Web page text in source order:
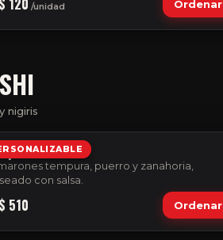
120 /unidad Ordenar
nigiris
Roll
tempura, puerro y zanahoria,
con salsa.
510 Ordenar